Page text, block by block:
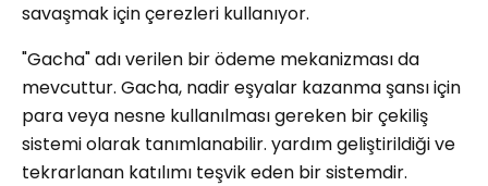
savaşmak için çerezleri kullanıyor.
"Gacha" adı verilen bir ödeme mekanizması da
mevcuttur. Gacha, nadir eşyalar kazanma şansı için
para veya nesne kullanılması gereken bir çekiliş
sistemi olarak tanımlanabilir. yardım geliştirildiği ve
tekrarlanan katılımı teşvik eden bir sistemdir.